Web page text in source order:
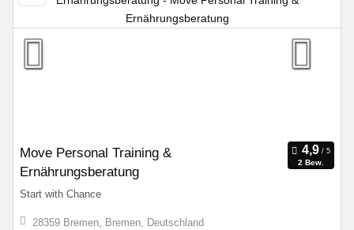
Move Personal Training &
Ernährungsberatung
2 Bew.
Start with Chance
28359 Bremen, Bremen, Deutschland